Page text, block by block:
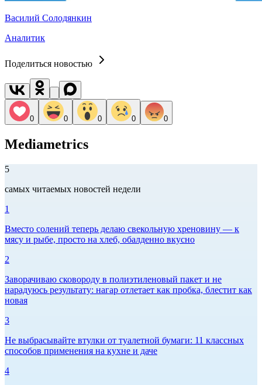
Василий Солодянкин
Аналитик
Поделиться новостью
0 0 0 0 0
Mediametrics
5
самых читаемых новостей недели
1
Вместо солений теперь делаю свекольную хреновину — к
мясу и рыбе, просто на хлеб, обалденно вкусно
2
Заворачиваю сковороду в полиэтиленовый пакет и не
нарадуюсь результату: нагар отлетает как пробка, блестит как
новая
3
Не выбрасывайте втулки от туалетной бумаги: 11 классных
способов применения на кухне и даче
4